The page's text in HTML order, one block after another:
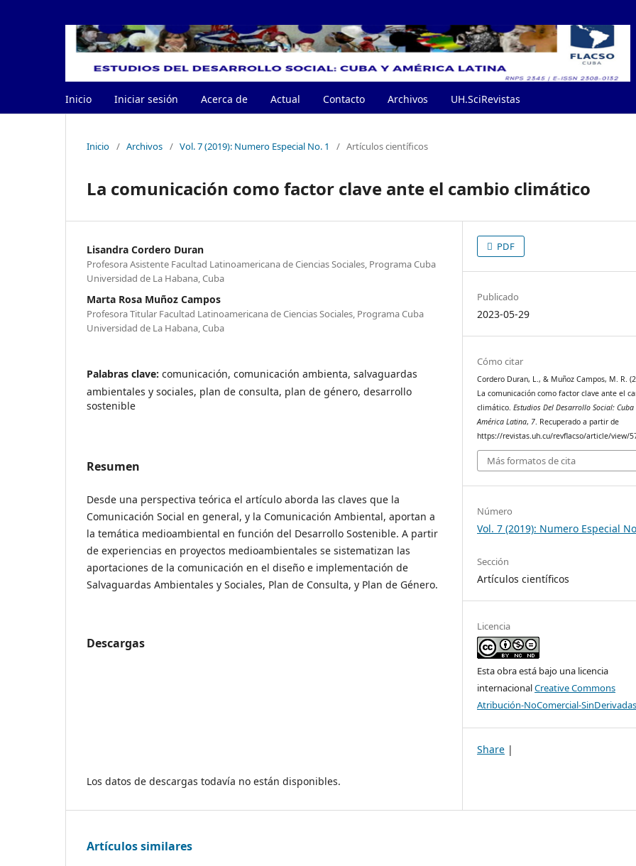
Inicio Iniciar sesión Acerca de Actual Contacto Archivos UH.SciRevistas
Inicio / Archivos / Vol. 7 (2019): Numero Especial No. 1 / Artículos científicos
La comunicación como factor clave ante el cambio climático
Lisandra Cordero Duran
Profesora Asistente Facultad Latinoamericana de Ciencias Sociales, Programa Cuba
Universidad de La Habana, Cuba
Marta Rosa Muñoz Campos
Profesora Titular Facultad Latinoamericana de Ciencias Sociales, Programa Cuba
Universidad de La Habana, Cuba
Palabras clave: comunicación, comunicación ambienta, salvaguardas
ambientales y sociales, plan de consulta, plan de género, desarrollo
sostenible
Resumen
Desde una perspectiva teórica el artículo aborda las claves que la
Comunicación Social en general, y la Comunicación Ambiental, aportan a
la temática medioambiental en función del Desarrollo Sostenible. A partir
de experiencias en proyectos medioambientales se sistematizan las
aportaciones de la comunicación en el diseño e implementación de
Salvaguardas Ambientales y Sociales, Plan de Consulta, y Plan de Género.
Descargas
Los datos de descargas todavía no están disponibles.
PDF
Publicado
2023-05-29
Cómo citar
Cordero Duran, L., & Muñoz Campos, M. R.
La comunicación como factor clave ante el
climático.Estudios Del Desarrollo Social: Cuba
América Latina, 7. Recuperado a partir de
https://revistas.uh.cu/revflacso/article/view/
Más formatos de cita
Número
Vol. 7 (2019): Numero Especial
Sección
Artículos científicos
Licencia
Esta obra está bajo una licencia
internacionalCreative Commons
Atribución-NoComercial-
Share |
Artículos similares